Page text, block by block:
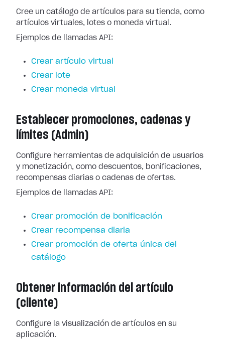
Cree un catálogo de artículos para su tienda, como
artículos virtuales, lotes o moneda virtual.
Ejemplos de llamadas API:
Crear artículo virtual
Crear lote
Crear moneda virtual
Establecer promociones, cadenas y
límites (Admin)
Configure herramientas de adquisición de usuarios
y monetización, como descuentos, bonificaciones,
recompensas diarias o cadenas de ofertas.
Ejemplos de llamadas API:
Crear promoción de bonificación
Crear recompensa diaria
Crear promoción de oferta única del
catálogo
Obtener información del artículo
(cliente)
Configure la visualización de artículos en su
aplicación.